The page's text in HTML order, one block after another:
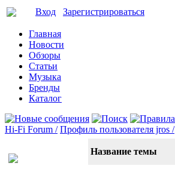
Вход Зарегистрироваться
Главная
Новости
Обзоры
Статьи
Музыка
Бренды
Каталог
Hi-Fi Forum / Профиль пользователя jros /
Название темы